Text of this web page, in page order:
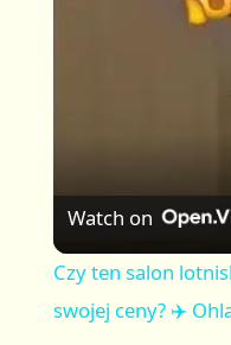
Watch on
Czy ten salon
swojej ceny? ✈️